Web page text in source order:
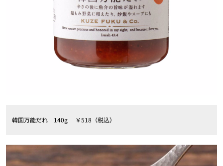
韓国万能だれ 140g ￥518（税込）